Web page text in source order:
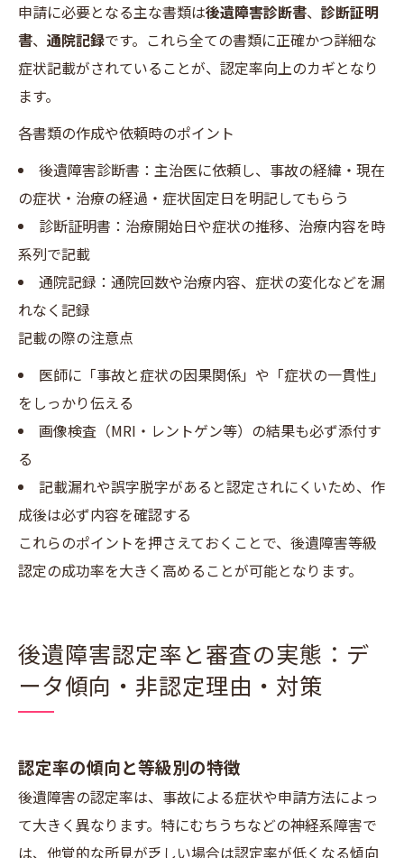
申請に必要となる主な書類は後遺障害診断書、 診断証明
書、 通院記録です。これら全ての書類に正確かつ詳細な
症状記載がされていることが、認定率向上のカギとなり
ます。
各書類の作成や依頼時のポイント
後遺障害診断書：主治医に依頼し、事故の経緯・現在
の症状・治療の経過・症状固定日を明記してもらう
診断証明書：治療開始日や症状の推移、治療内容を時
系列で記載
通院記録：通院回数や治療内容、症状の変化などを漏
れなく記録
記載の際の注意点
医師に「事故と症状の因果関係」や「症状の一貫性」
をしっかり伝える
画像検査（MRI・レントゲン等）の結果も必ず添付す
る
記載漏れや誤字脱字があると認定されにくいため、作
成後は必ず内容を確認する
これらのポイントを押さえておくことで、後遺障害等級
認定の成功率を大きく高めることが可能となります。
後遺障害認定率と審査の実態：デ
ータ傾向・非認定理由・対策
認定率の傾向と等級別の特徴
後遺障害の認定率は、事故による症状や申請方法によっ
て大きく異なります。特にむちうちなどの神経系障害で
は、他覚的な所見が乏しい場合は認定率が低くなる傾向